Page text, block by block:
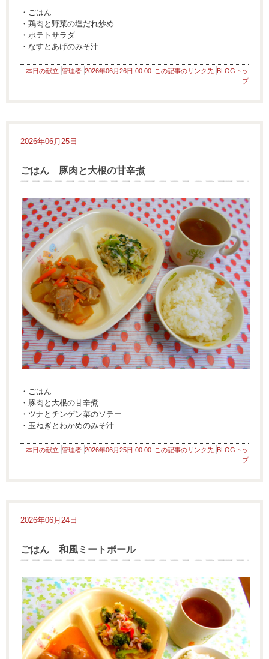
・ごはん
・鶏肉と野菜の塩だれ炒め
・ポテトサラダ
・なすとあげのみそ汁
本日の献立 管理者 2026年06月26日 00:00 この記事のリンク先 BLOGトッ
プ
2026年06月25日
ごはん 豚肉と大根の甘辛煮
・ごはん
・豚肉と大根の甘辛煮
・ツナとチンゲン菜のソテー
・玉ねぎとわかめのみそ汁
本日の献立 管理者 2026年06月25日 00:00 この記事のリンク先 BLOGトッ
プ
2026年06月24日
ごはん 和風ミートボール